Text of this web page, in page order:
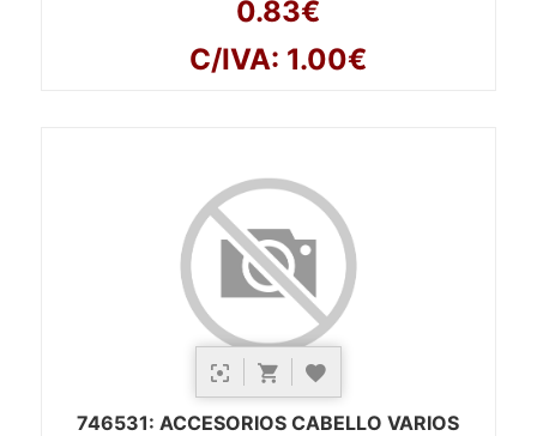
0.83€
C/IVA: 1.00€
746531: ACCESORIOS CABELLO VARIOS